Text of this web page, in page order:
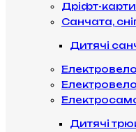
Дріфт-карти
Санчата,
Дитячі
Дитячі